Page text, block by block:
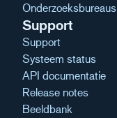
Onderzoeksbureaus
Support
Support
Systeem status
API documentatie
Release notes
Beeldbank